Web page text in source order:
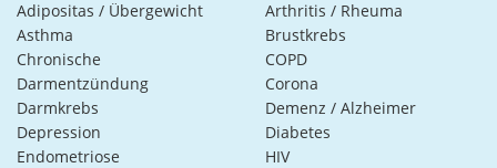
Adipositas / Übergewicht
Arthritis / Rheuma
Asthma
Brustkrebs
Chronische
Darmentzündung
COPD
Corona
Darmkrebs
Demenz / Alzheimer
Depression
Diabetes
Endometriose
HIV